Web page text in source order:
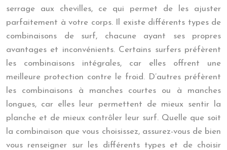
serrage aux chevilles, ce qui permet de les ajuster
parfaitement à votre corps. Il existe différents types de
combinaisons de surf, chacune ayant ses propres
avantages et inconvénients. Certains surfers préfèrent
les combinaisons intégrales, car elles offrent une
meilleure protection contre le froid. D’autres préfèrent
les combinaisons à manches courtes ou à manches
longues, car elles leur permettent de mieux sentir la
planche et de mieux contrôler leur surf. Quelle que soit
la combinaison que vous choisissez, assurez-vous de bien
vous renseigner sur les différents types et de choisir